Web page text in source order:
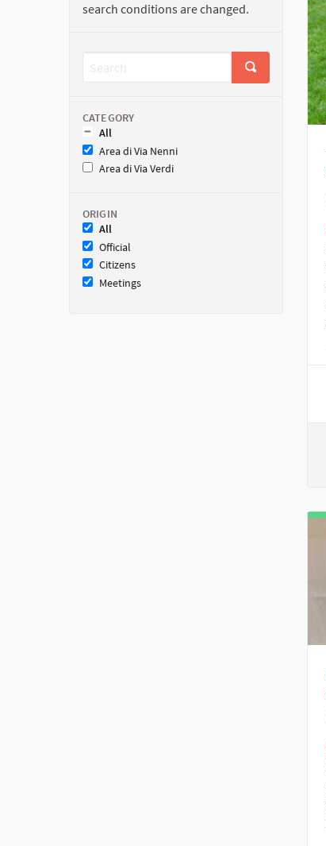
search conditions are changed.
CATEGORY
All
Area di Via Nenni
Area di Via Verdi
ORIGIN
All
Official
Citizens
Meetings